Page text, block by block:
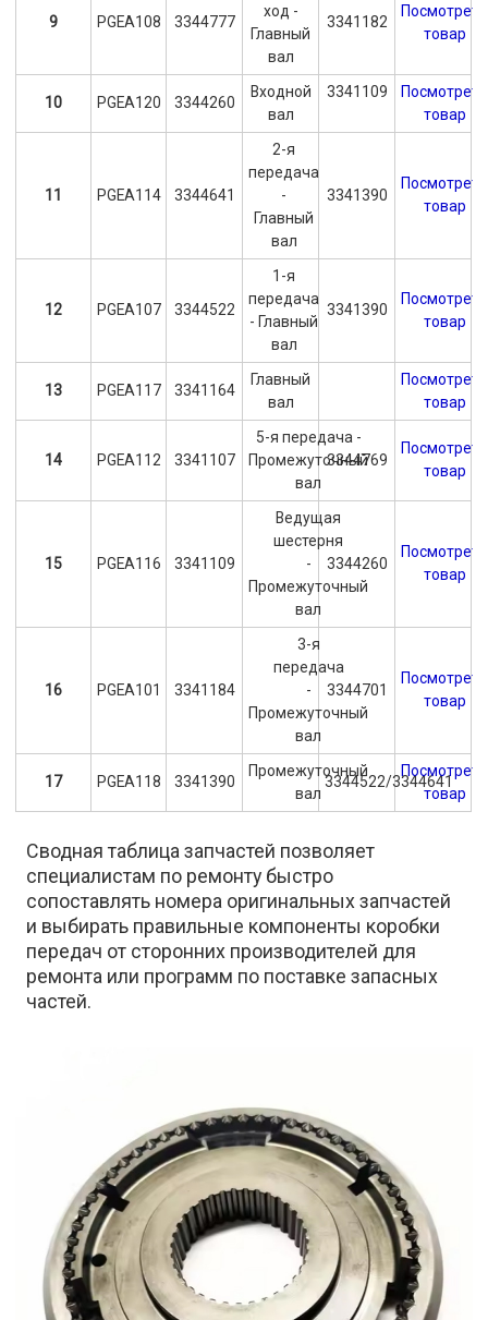
9 PGEA108 3344777
ход -
Главный
вал
3341182
Посмотреть
товар
10 PGEA120 3344260
Входной
вал
3341109
Посмотреть
товар
11 PGEA114 3344641
2-я
передача
-
Главный
вал
3341390
Посмотреть
товар
12 PGEA107 3344522
1-я
передача
- Главный
вал
3341390
Посмотреть
товар
13 PGEA117 3341164
Главный
вал
Посмотреть
товар
14 PGEA112 3341107
5-я передача -
Промежуточный
вал
3344769
Посмотреть
товар
15 PGEA116 3341109
Ведущая
шестерня
-
Промежуточный
вал
3344260
Посмотреть
товар
16 PGEA101 3341184
3-я
передача
-
Промежуточный
вал
3344701
Посмотреть
товар
17 PGEA118 3341390
Промежуточный
вал
3344522/3344641
Посмотреть
товар
Сводная таблица запчастей позволяет
специалистам по ремонту быстро
сопоставлять номера оригинальных запчастей
и выбирать правильные компоненты коробки
передач от сторонних производителей для
ремонта или программ по поставке запасных
частей.